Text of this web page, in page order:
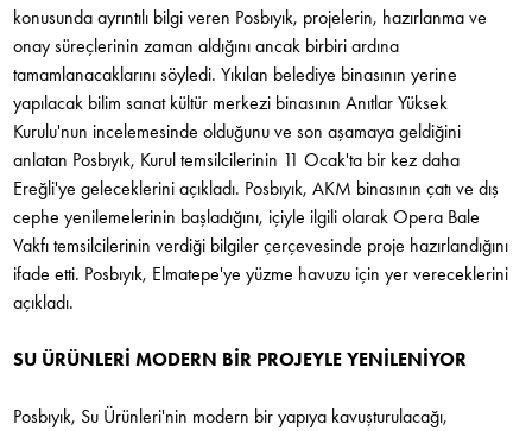
konusunda ayrıntılı bilgi veren Posbıyık, projelerin, hazırlanma ve
onay süreçlerinin zaman aldığını ancak birbiri ardına
tamamlanacaklarını söyledi. Yıkılan belediye binasının yerine
yapılacak bilim sanat kültür merkezi binasının Anıtlar Yüksek
Kurulu'nun incelemesinde olduğunu ve son aşamaya geldiğini
anlatan Posbıyık, Kurul temsilcilerinin 11 Ocak'ta bir kez daha
Ereğli'ye geleceklerini açıkladı. Posbıyık, AKM binasının çatı ve dış
cephe yenilemelerinin başladığını, içiyle ilgili olarak Opera Bale
Vakfı temsilcilerinin verdiği bilgiler çerçevesinde proje hazırlandığını
ifade etti. Posbıyık, Elmatepe'ye yüzme havuzu için yer vereceklerini
açıkladı.
SU ÜRÜNLERİ MODERN BİR PROJEYLE YENİLENİYOR
Posbıyık, Su Ürünleri'nin modern bir yapıya kavuşturulacağı,